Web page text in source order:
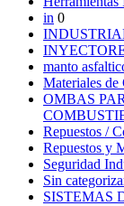
in 0
manto
Materiales de
OMBAS
Repuestos /
Repuestos y
Seguridad
Sin
SISTEMAS